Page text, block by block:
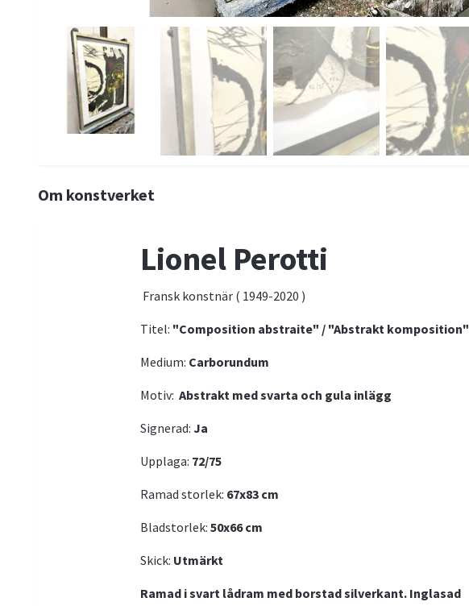
Om konstverket
Lionel Perotti
Fransk konstnär ( 1949-2020 )
Titel: "Composition abstraite" / "Abstrakt komposition"
Medium: Carborundum
Motiv: Abstrakt med svarta och gula inlägg
Signerad: Ja
Upplaga: 72/75
Ramad storlek: 67x83 cm
Bladstorlek: 50x66cm
Skick: Utmärkt
Ramad i svart lådram med borstad silverkant. Inglasad